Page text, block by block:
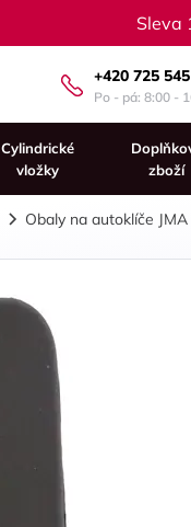
Sleva
+420 725
Po - pá: 8:00 -
Cylindrické
vložky
zboží
Obaly na autoklíče JMA